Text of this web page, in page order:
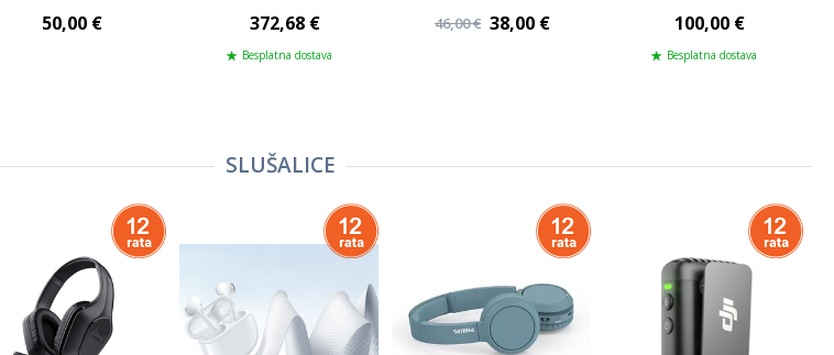
50,00 €
Stroboskop za žurke,
372,68 €
Besplatna dostava
46,00 € 38,00 € 100,00 €
Besplatna dostava
SLUŠALICE